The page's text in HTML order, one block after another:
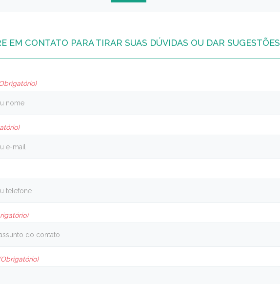
EM CONTATO PARA TIRAR SUAS DÚVIDAS OU DAR SUGESTÕES